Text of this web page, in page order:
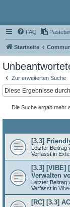
FAQ Pastebin
Startseite
Zur erweiterten Suche
Die Suche ergab mehr
[3.3]
Letzter Beitrag
Verfasst in
[3.3] [VIBE]
Verwalten
Letzter Beitrag
Verfasst in
[RC] [3.3]